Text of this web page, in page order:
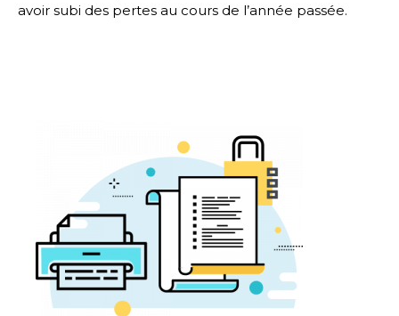
avoir subi des pertes au cours de l’année passée.